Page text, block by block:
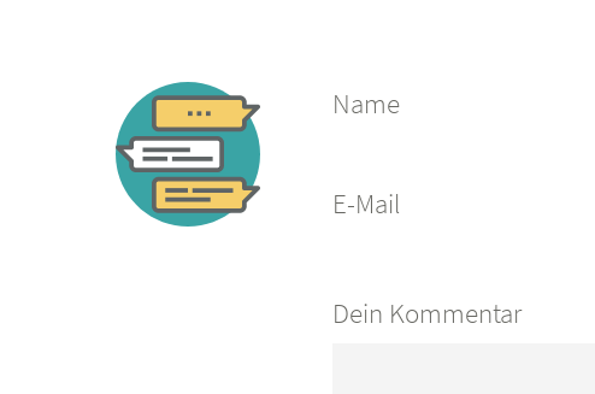
Name
E-Mail
Dein Kommentar